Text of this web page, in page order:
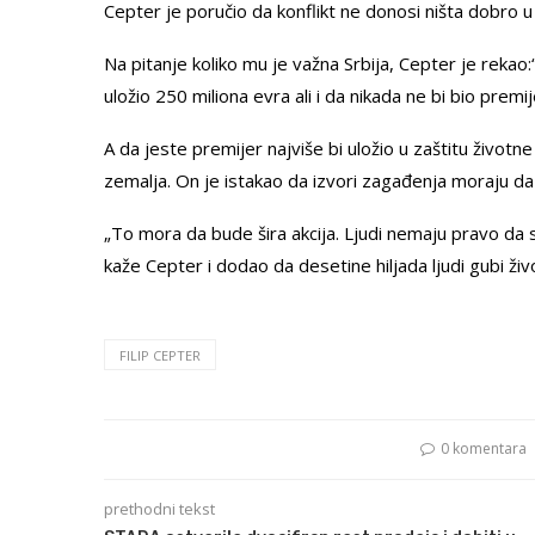
Cepter je poručio da konflikt ne donosi ništa dobro
Na pitanje koliko mu je važna Srbija, Cepter je
uložio 250 miliona evra ali i da nikada ne bi bio
A da jeste premijer najviše bi uložio u zaštitu
zemalja. On je istakao da izvori zagađenja moraju
„To mora da bude šira akcija. Ljudi nemaju pravo
kaže Cepter i dodao da desetine hiljada ljudi gubi
FILIP CEPTER
0 komentara
prethodni tekst